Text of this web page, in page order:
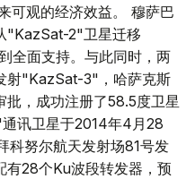
可观的经济效益。 穆萨巴
"KazSat-2"卫星迁移
全面支持。与此同时，两
射"KazSat-3"，哈萨克斯
，成功注册了58.5度卫星
讯卫星于2014年4月28
科努尔航天发射场81号发
有28个Ku波段转发器，预